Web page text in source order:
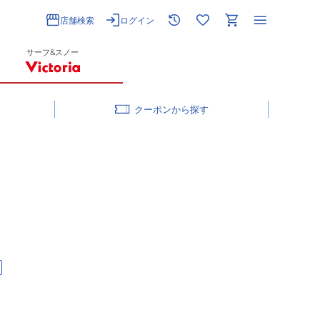
店舗検索 ログイン
サーフ&スノー
クーポン